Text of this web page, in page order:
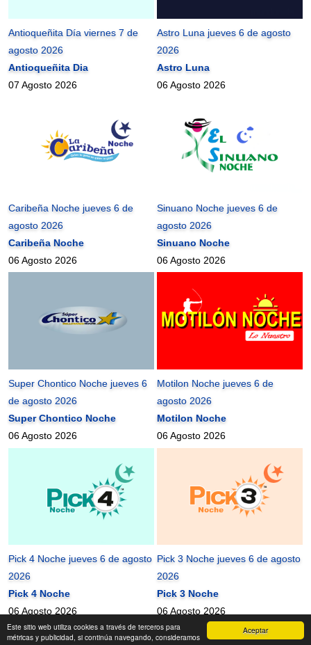
Aceptar
Este sitio web utiliza cookies a través de terceros para
métricas y publicidad, si continúa navegando, consideramos
Antioqueñita Día viernes 7 de
agosto 2026
Antioqueñita Dia
07 Agosto 2026
Astro Luna jueves 6 de agosto
2026
Astro Luna
06 Agosto 2026
Caribeña Noche jueves 6 de
agosto 2026
Caribeña Noche
06 Agosto 2026
Sinuano Noche jueves 6 de
agosto 2026
Sinuano Noche
06 Agosto 2026
Super Chontico Noche jueves 6
de agosto 2026
Super Chontico Noche
06 Agosto 2026
Motilon Noche jueves 6 de
agosto 2026
Motilon Noche
06 Agosto 2026
Pick 4 Noche jueves 6 de agosto
2026
Pick 4 Noche
06 Agosto 2026
Pick 3 Noche jueves 6 de agosto
2026
Pick 3 Noche
06 Agosto 2026
mundonets2010-2026 ©